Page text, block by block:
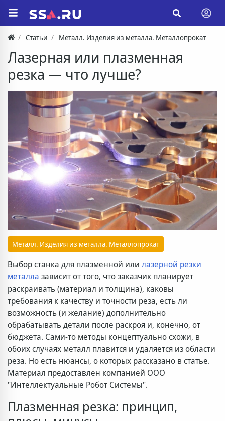
Статьи Металл. Изделия из металла. Металлопрокат
Лазерная или плазменная
резка — что лучше?
Металл. Изделия из металла. Металлопрокат
Выбор станка для плазменной или лазерной резки
металла зависит от того, что заказчик планирует
раскраивать (материал и толщина), каковы
требования к качеству и точности реза, есть ли
возможность (и желание) дополнительно
обрабатывать детали после раскроя и, конечно, от
бюджета. Сами-то методы концептуально схожи, в
обоих случаях металл плавится и удаляется из области
реза. Но есть нюансы, о которых рассказано в статье.
Материал предоставлен компанией ООО
"Интеллектуальные Робот Системы".
Плазменная резка: принцип,